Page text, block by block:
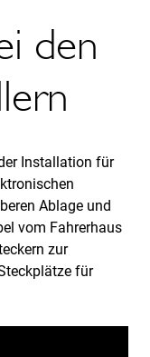
den
Installation für
Ablage und
vom Fahrerhaus
zur
für